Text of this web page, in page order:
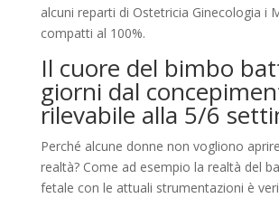
alcuni reparti di Ostetricia Ginecologia i
compatti al 100%.
Il cuore del bimbo
giorni dal
rilevabile alla 5/6
Perché alcune donne non vogliono
realtà? Come ad esempio la realtà del
fetale con le attuali strumentazioni è